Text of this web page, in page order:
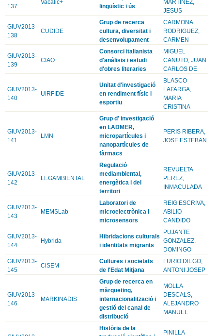
137
Vacàlic+
lingüístic i ús
MARTINEZ,
JESUS
GIUV2013-
138
CUDIDE
Grup de recerca
cultura, diversitat i
desenvolupament
CARMONA
RODRIGUEZ,
CARMEN
GIUV2013-
139
CIAO
Consorci italianista
d'anàlisis i estudi
d'obres literaries
MIGUEL
CANUTO, JUAN
CARLOS DE
GIUV2013-
140
UIRFIDE
Unitat d'investigació
en rendiment físic i
esportiu
BLASCO
LAFARGA,
MARIA
CRISTINA
GIUV2013-
141
LMN
Grup d' investigació
en LADMER,
micropartÍcules i
nanopartÍcules de
fàrmacs
PERIS RIBERA,
JOSE ESTEBAN
GIUV2013-
142
LEGAMBIENTAL
Regulació
mediambiental,
energètica i del
territori
REVUELTA
PEREZ,
INMACULADA
GIUV2013-
143
MEMSLab
Laboratori de
microelectrònica i
microsensors
REIG ESCRIVA,
ABILIO
CANDIDO
GIUV2013-
144
Hybrida
Hibridacions culturals
i identitats migrants
PUJANTE
GONZALEZ,
DOMINGO
GIUV2013-
145
CiSEM
Cultures i societats
de l'Edat Mitjana
FURIO DIEGO,
ANTONI JOSEP
GIUV2013-
146
MARKINADIS
Grup de recerca en
màrqueting,
internacionalització i
gestió del canal de
distribució
MOLLA
DESCALS,
ALEJANDRO
MANUEL
Història de la
PINILLA